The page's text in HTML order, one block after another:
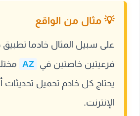
على سبيل المثال خادما
فرعيتين خاصتين في AZ
يحتاج كل خادم تحميل تحديثات
الإنترنت.